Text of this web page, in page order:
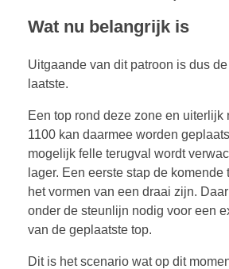
Wat nu belangrijk is
Uitgaande van dit patroon is dus
laatste.
Een top rond deze zone en uiterlijk
1100 kan daarmee worden
mogelijk felle terugval wordt
lager. Een eerste stap de
het vormen van een draai zijn.
onder de steunlijn nodig voor een
van de geplaatste top.
Dit is het scenario wat op dit